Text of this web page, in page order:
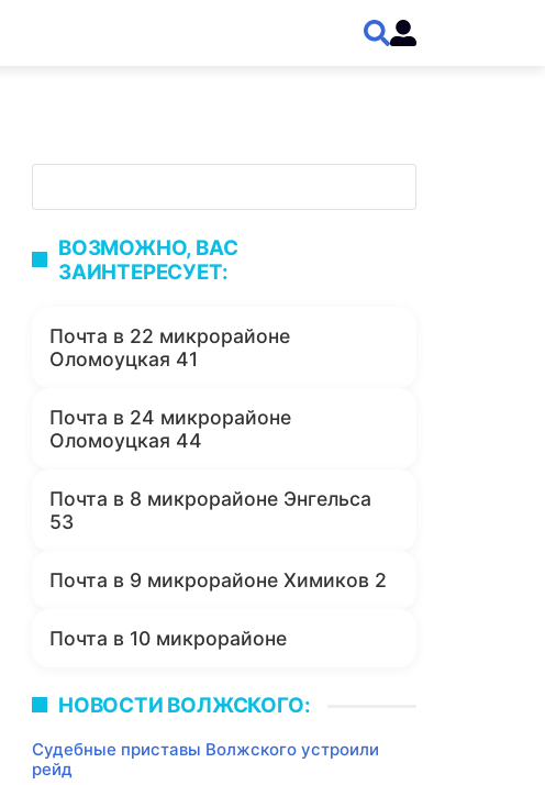
ВОЗМОЖНО, ВАС
ЗАИНТЕРЕСУЕТ:
Почта в 22 микрорайоне
Оломоуцкая 41
Почта в 24 микрорайоне
Оломоуцкая 44
Почта в 8 микрорайоне Энгельса
53
Почта в 9 микрорайоне Химиков 2
Почта в 10 микрорайоне
НОВОСТИ ВОЛЖСКОГО:
Судебные приставы Волжского устроили
рейд